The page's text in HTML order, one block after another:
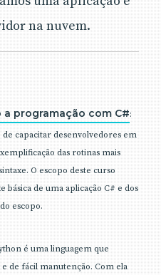
na nuvem.
programação com C#:
de capacitar desenvolvedores em
das rotinas mais
O escopo deste curso
básica de uma aplicação C# e dos
escopo.
é uma linguagem que
de fácil manutenção. Com ela